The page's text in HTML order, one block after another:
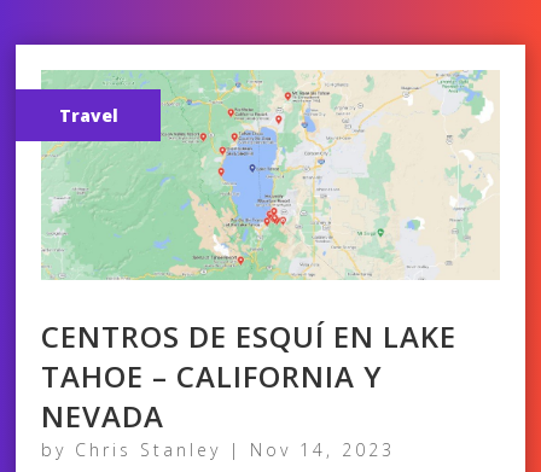
Travel
CENTROS DE ESQUÍ EN LAKE
TAHOE – CALIFORNIA Y
NEVADA
by Chris Stanley | Nov 14, 2023